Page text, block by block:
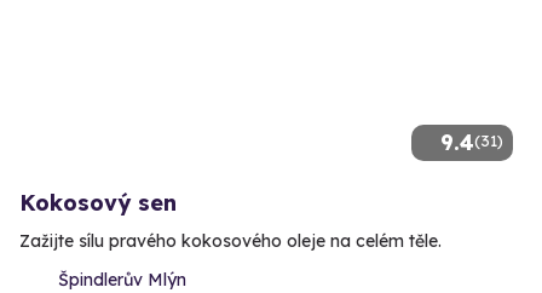
9.4(31)
Kokosový sen
Zažijte sílu pravého kokosového oleje na celém těle.
Špindlerův Mlýn